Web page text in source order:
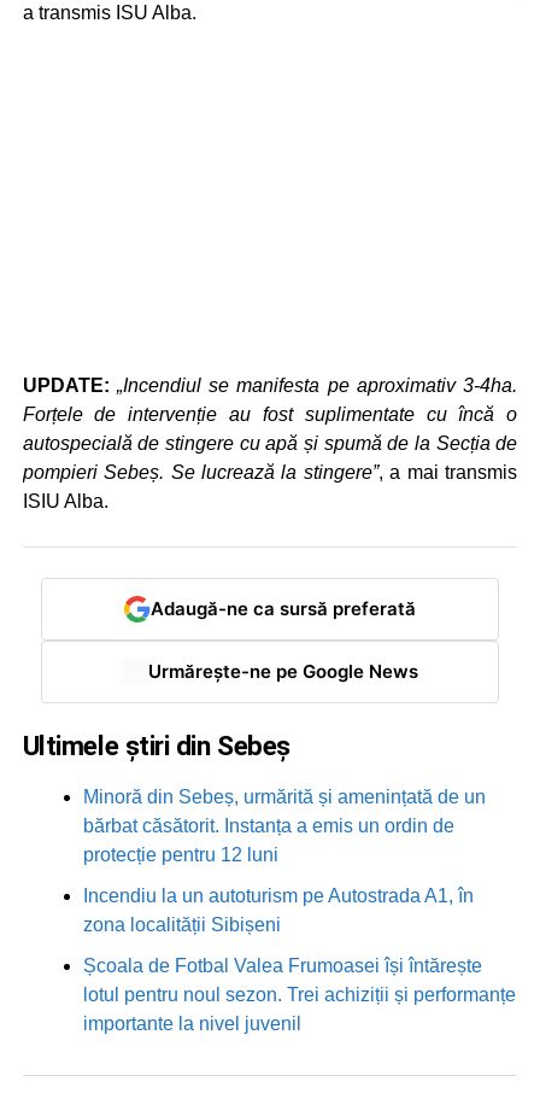
a transmis ISU Alba.
UPDATE: „Incendiul se manifesta pe aproximativ 3-4ha.
Forțele de intervenție au fost suplimentate cu încă o
autospecială de stingere cu apă și spumă de la Secția de
pompieri Sebeș. Se lucrează la stingere”, a mai transmis
ISIU Alba.
Adaugă-ne ca sursă preferată
Urmărește-ne pe Google News
Ultimele știri din Sebeș
Minoră din Sebeș, urmărită și amenințată de un
bărbat căsătorit. Instanța a emis un ordin de
protecție pentru 12 luni
Incendiu la un autoturism pe Autostrada A1, în
zona localității Sibișeni
Școala de Fotbal Valea Frumoasei își întărește
lotul pentru noul sezon. Trei achiziții și performanțe
importante la nivel juvenil